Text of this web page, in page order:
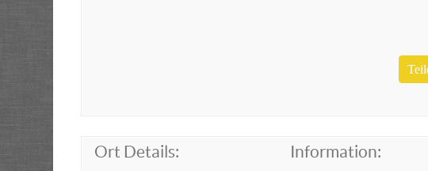
Ort Details: Information: